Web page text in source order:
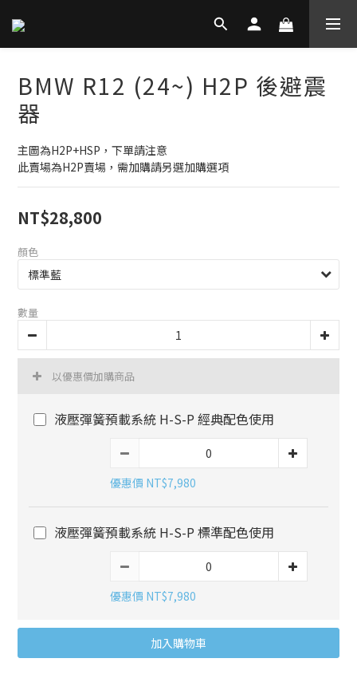
BMW R12 (24~) H2P 後避震
器
主圖為H2P+HSP，下單請注意
此賣場為H2P賣場，需加購請另選加購選項
NT$28,800
顏色
數量
以優惠價加購商品
液壓彈簧預載系統 H-S-P 經典配色使用
優惠價 NT$7,980
液壓彈簧預載系統 H-S-P 標準配色使用
優惠價 NT$7,980
加入購物車